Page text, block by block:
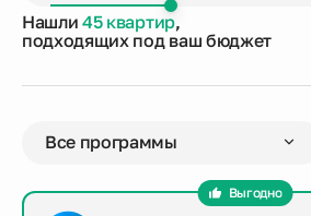
Нашли 45 квартир,
подходящих под ваш бюджет
Выгодно